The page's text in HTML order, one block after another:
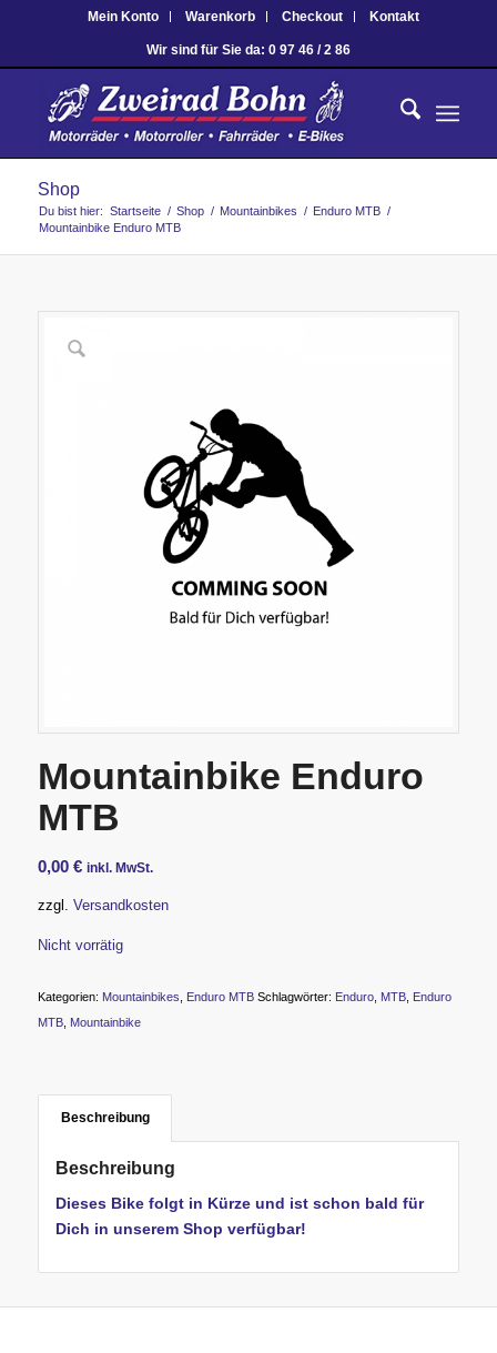
Mein Konto Warenkorb Checkout Kontakt
Wir sind für Sie da: 0 97 46 / 2 86
Shop
Du bist hier: Startseite / Shop / Mountainbikes / Enduro MTB /
Mountainbike Enduro MTB
Mountainbike Enduro
MTB
0,00 € inkl. MwSt.
zzgl. Versandkosten
Nicht vorrätig
Kategorien: Mountainbikes, Enduro MTB Schlagwörter: Enduro, MTB, Enduro
MTB, Mountainbike
Beschreibung
Beschreibung
Dieses Bike folgt in Kürze und ist schon bald für
Dich in unserem Shop verfügbar!